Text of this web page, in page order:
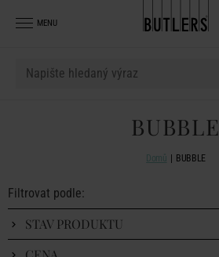
MENU
BUBBLE
Domů BUBBLE
Filtrovat podle:
STAV PRODUKTU